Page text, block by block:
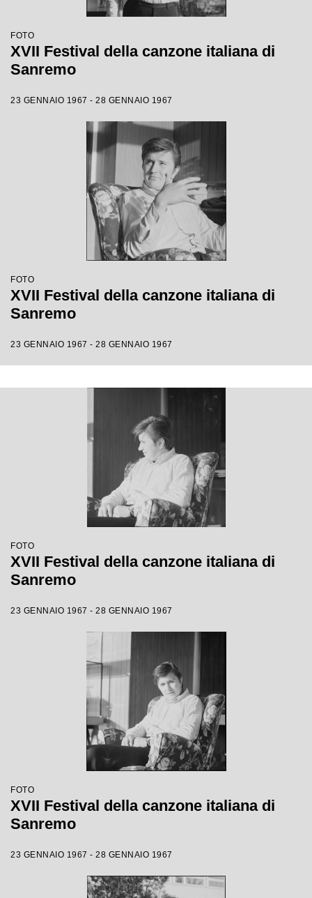
FOTO
XVII Festival della canzone italiana di
Sanremo
23 GENNAIO 1967 - 28 GENNAIO 1967
FOTO
XVII Festival della canzone italiana di
Sanremo
23 GENNAIO 1967 - 28 GENNAIO 1967
FOTO
XVII Festival della canzone italiana di
Sanremo
23 GENNAIO 1967 - 28 GENNAIO 1967
FOTO
XVII Festival della canzone italiana di
Sanremo
23 GENNAIO 1967 - 28 GENNAIO 1967